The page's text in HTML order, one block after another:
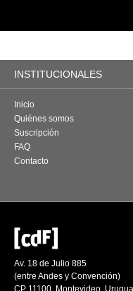
INSTITUCIONALES
Inicio
Quiénes somos
Suscripción
FAQ
Contacto
Av. 18 de Julio 885
(entre Andes y Convención)
CP 11100. Montevideo.